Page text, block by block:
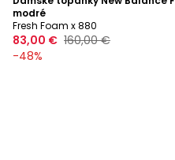
modré
Fresh Foam x 880
83,00 € 160,00 €
-48%